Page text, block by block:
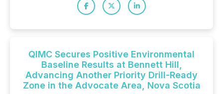
QIMC Secures Positive Environmental
Baseline Results at Bennett Hill,
Advancing Another Priority Drill-Ready
Zone in the Advocate Area, Nova Scotia